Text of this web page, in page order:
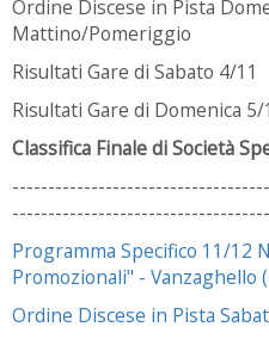
Ordine Discese in Pista
Mattino/Pomeriggio
Risultati Gare di Sabato 4/11
Risultati Gare di Domenica 5/
Classifica Finale di Società
Programma Specifico 11/12
Promozionali" - Vanzaghello
Ordine Discese in Pista